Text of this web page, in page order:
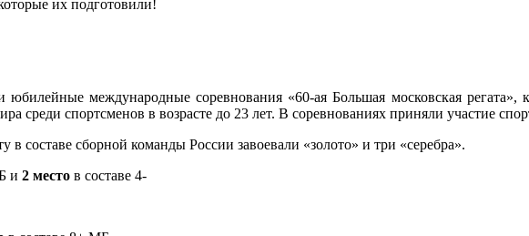
их подготовили!
международные соревнования «60-ая Большая московская регата»,
среди спортсменов в возрасте до 23 лет. В соревнованиях приняли участие
сборной команды России завоевали «золото» и три «серебра».
и 2 место в составе 4-